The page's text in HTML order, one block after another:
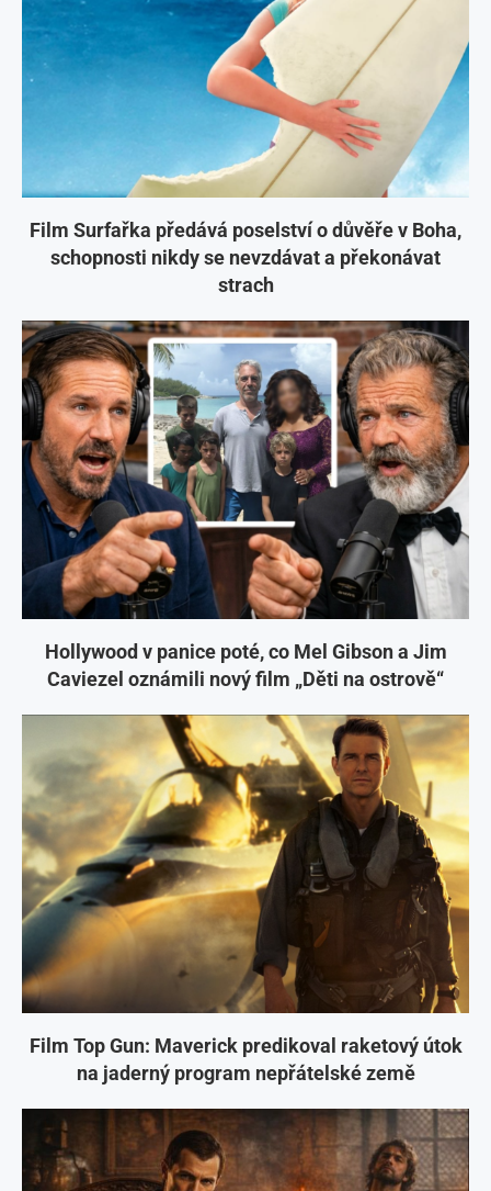
Film Surfařka předává poselství o důvěře v Boha,
schopnosti nikdy se nevzdávat a překonávat
strach
Hollywood v panice poté, co Mel Gibson a Jim
Caviezel oznámili nový film „Děti na ostrově“
Film Top Gun: Maverick predikoval raketový útok
na jaderný program nepřátelské země